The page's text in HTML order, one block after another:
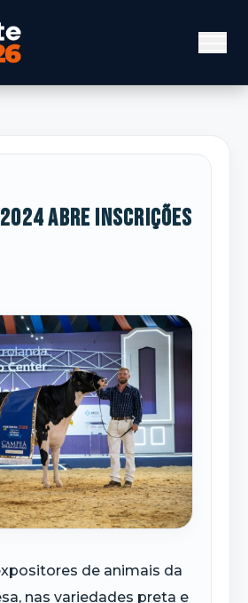
abre inscrições
de animais da
nas variedades preta e